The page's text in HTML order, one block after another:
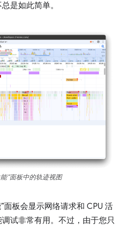
是如此简单。
”面板中的轨迹视图
面板会显示网络请求和 CPU 活
试非常有用。不过，由于您只